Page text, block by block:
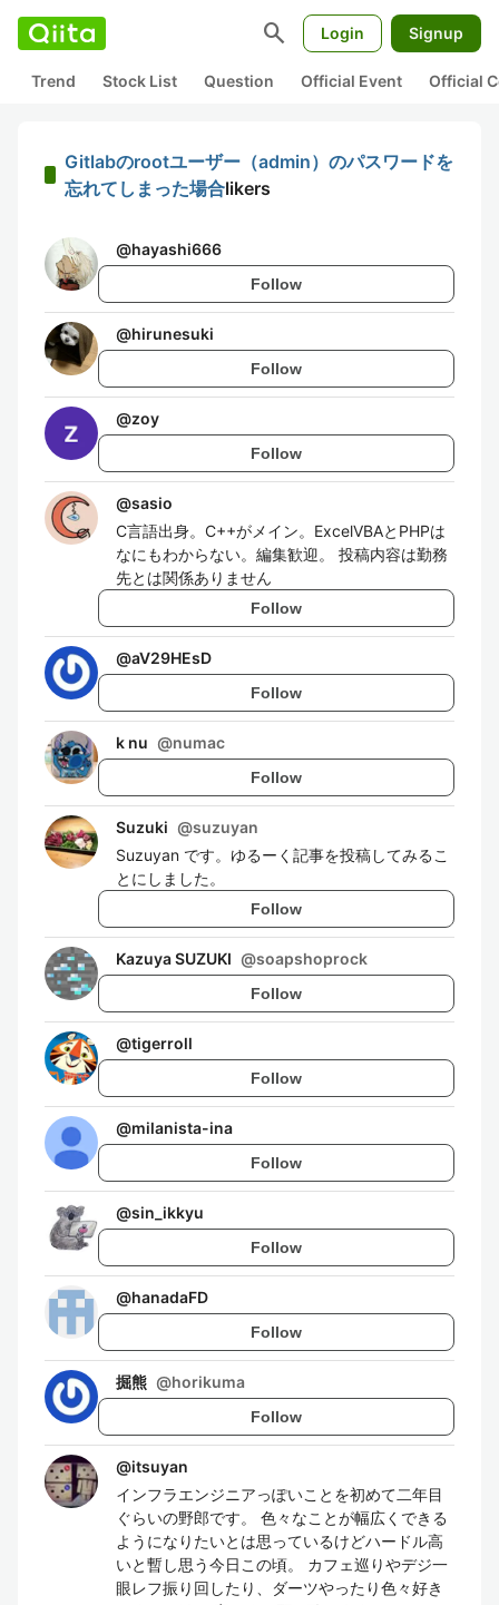
search Login Signup
Trend Stock List Question Official Event Official
Gitlabのrootユーザー（admin）のパスワードを
忘れてしまった場合likers
@hayashi666
Follow
@hirunesuki
Follow
@zoy
Follow
@sasio
C言語出身。C++がメイン。ExcelVBAとPHPは
なにもわからない。編集歓迎。 投稿内容は勤務
先とは関係ありません
Follow
@aV29HEsD
Follow
k nu @numac
Follow
Suzuki @suzuyan
Suzuyan です。ゆるーく記事を投稿してみるこ
とにしました。
Follow
Kazuya SUZUKI @soapshoprock
Follow
@tigerroll
Follow
@milanista-ina
Follow
@sin_ikkyu
Follow
@hanadaFD
Follow
掘熊 @horikuma
Follow
@itsuyan
インフラエンジニアっぽいことを初めて二年目
ぐらいの野郎です。 色々なことが幅広くできる
ようになりたいとは思っているけどハードル高
いと暫し思う今日この頃。 カフェ巡りやデジ一
眼レフ振り回したり、ダーツやったり色々好き